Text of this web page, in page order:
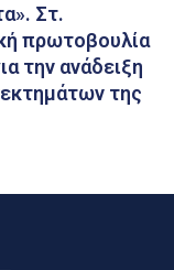
Στ.
πρωτοβουλία
την ανάδειξη
της